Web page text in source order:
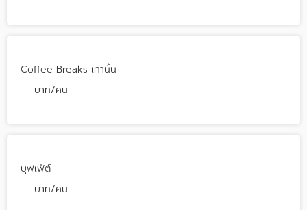
Coffee Breaks เท่านั้น
บาท/คน
บุฟเฟ่ต์
บาท/คน